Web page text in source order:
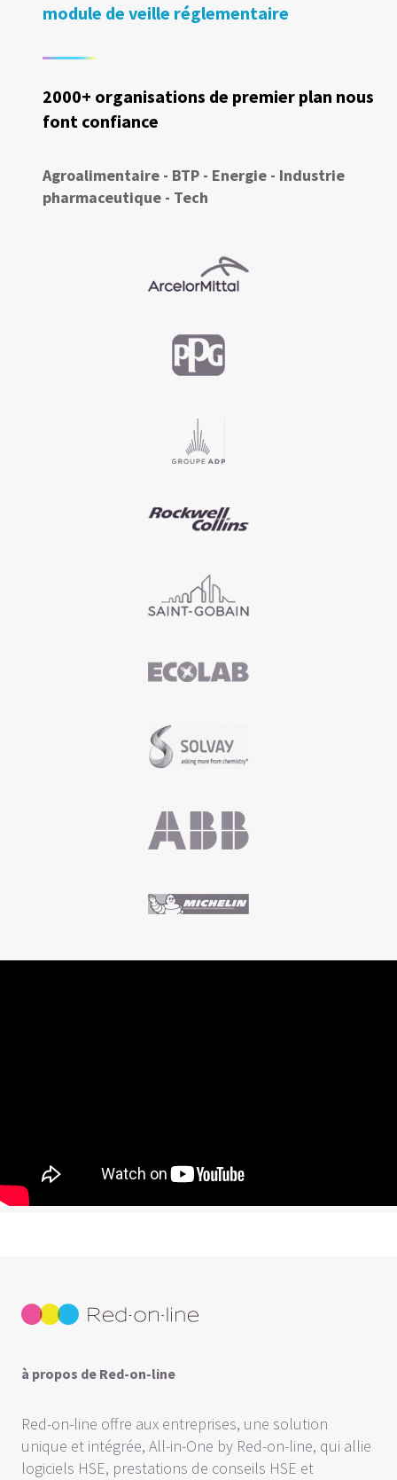
module de veille réglementaire
2000+ organisations de premier plan nous
font confiance
Agroalimentaire - BTP - Energie - Industrie
pharmaceutique - Tech
à propos de Red-on-line
Red-on-line offre aux entreprises, une solution
unique et intégrée, All-in-One by Red-on-line, qui allie
logiciels HSE, prestations de conseils HSE et